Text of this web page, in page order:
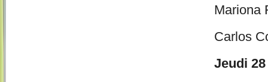
Mariona
Carlos
Jeudi